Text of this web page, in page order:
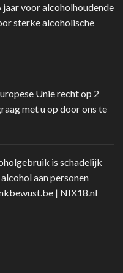
voor alcoholhoudende
sterke alcoholische
Unie recht op 2
met u op door ons te
is schadelijk
aan personen
| NIX18.nl